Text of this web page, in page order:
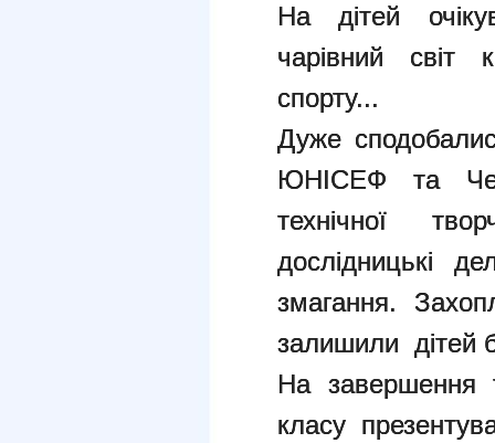
На дітей
чарівний
спорту...
Дуже
ЮНІСЕФ та
технічної
дослідницькі
змагання.
залишили дітей
На завершення
класу